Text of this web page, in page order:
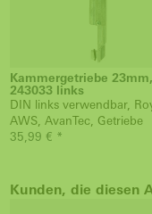
Kammergetriebe 23mm,
243033 links
DIN links verwendbar,
AWS, AvanTec, Getriebe
35,99 € *
Kunden, die diesen